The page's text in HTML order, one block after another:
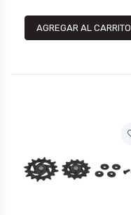
AGREGAR AL CARRITO